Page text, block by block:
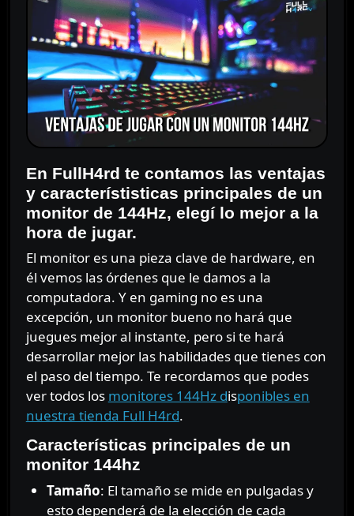
En FullH4rd te contamos las ventajas
y característisticas principales de un
monitor de 144Hz, elegí lo mejor a la
hora de jugar.
El monitor es una pieza clave de hardware, en
él vemos las órdenes que le damos a la
computadora. Y en gaming no es una
excepción, un monitor bueno no hará que
juegues mejor al instante, pero si te hará
desarrollar mejor las habilidades que tienes con
el paso del tiempo. Te recordamos que podes
ver todos los monitores 144Hz disponibles en
nuestra tienda Full H4rd.
Características principales de un
monitor 144hz
Tamaño: El tamaño se mide en pulgadas y
esto dependerá de la elección de cada